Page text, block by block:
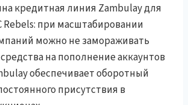
кредитная линия Zambulay для
Rebels: при масштабировании
можно не замораживать
на пополнение аккаунтов
обеспечивает оборотный
присутствия в